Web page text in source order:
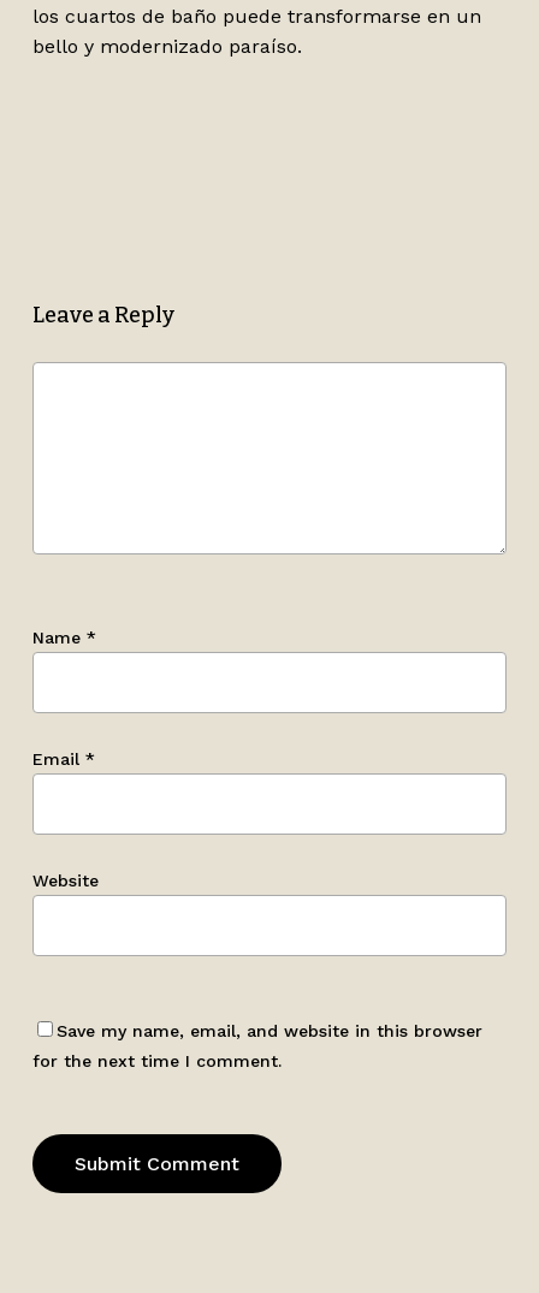
los cuartos de baño puede transformarse en un
bello y modernizado paraíso.
Leave a Reply
Name *
Email *
Website
Save my name, email, and website in this browser
for the next time I comment.